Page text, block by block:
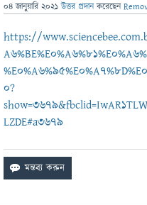
04 জানুয়ারি 2021 উত্তর প্রদান করেছেন
https://
0?
LZDE#a3679